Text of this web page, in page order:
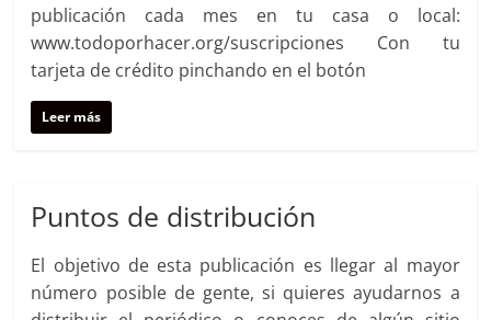
publicación cada mes en tu casa o local:
www.todoporhacer.org/suscripciones Con tu
tarjeta de crédito pinchando en el botón
Leer más
Puntos de distribución
El objetivo de esta publicación es llegar al mayor
número posible de gente, si quieres ayudarnos a